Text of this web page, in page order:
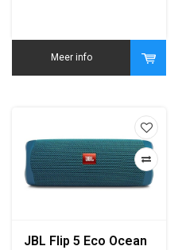
Meer info
JBL Flip 5 Eco Ocean